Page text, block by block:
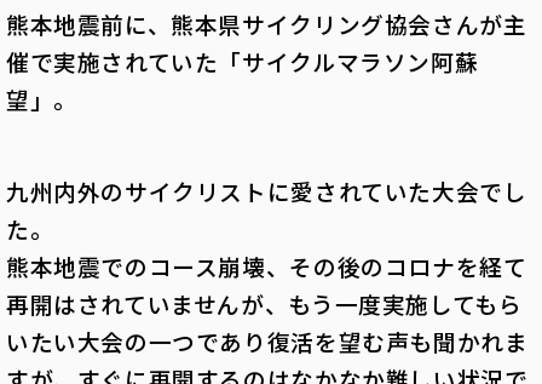
熊本地震前に、熊本県サイクリング協会さんが主
催で実施されていた「サイクルマラソン阿蘇
望」。
九州内外のサイクリストに愛されていた大会でし
た。
熊本地震でのコース崩壊、その後のコロナを経て
再開はされていませんが、もう一度実施してもら
いたい大会の一つであり復活を望む声も聞かれま